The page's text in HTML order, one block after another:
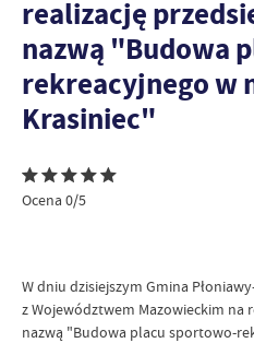
realizację
nazwą "Budowa
rekreacyjnego w
Krasiniec"
Ocena 0/5
W dniu dzisiejszym Gmina
z Województwem Mazowieckim na
nazwą "Budowa placu sportowo-